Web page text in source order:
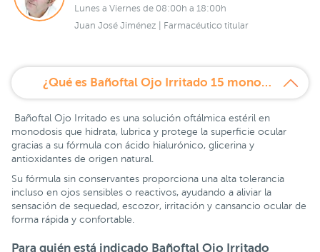
Lunes a Viernes de 08:00h a 18:00h
Juan José Jiménez | Farmacéutico titular
¿Qué es Bañoftal Ojo Irritado 15 monodosis?
Bañoftal Ojo Irritado es una solución oftálmica estéril en
monodosis que hidrata, lubrica y protege la superficie ocular
gracias a su fórmula con ácido hialurónico, glicerina y
antioxidantes de origen natural.
Su fórmula sin conservantes proporciona una alta tolerancia
incluso en ojos sensibles o reactivos, ayudando a aliviar la
sensación de sequedad, escozor, irritación y cansancio ocular de
forma rápida y confortable.
Para quién está indicado Bañoftal Ojo Irritado